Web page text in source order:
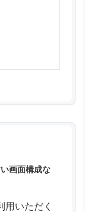
画面構成な
用いただく